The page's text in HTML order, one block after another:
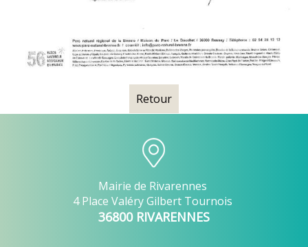
Retour
Mairie de Rivarennes
4 Place Valéry Gilbert Tournois
36800 RIVARENNES